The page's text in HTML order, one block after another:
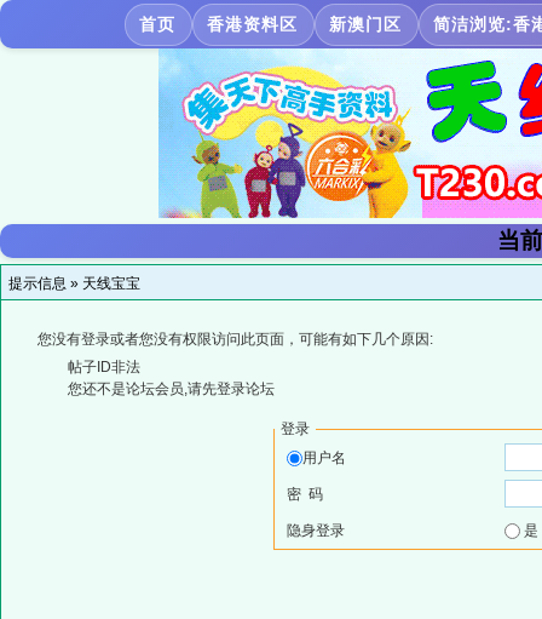
首页 香港资料区 新澳门区 简洁浏览:香
当
提示信息 » 天线宝宝
您没有登录或者您没有权限访问此页面，可能有如下几个原因:
帖子ID非法
您还不是论坛会员,请先登录论坛
登录
用户名
密 码
隐身登录